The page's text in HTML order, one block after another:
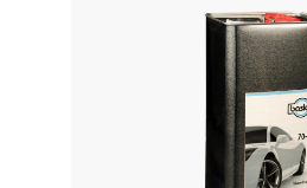
60-30 langsam Verarbeitung: Compliant
Fließbecherpistole HVLP-Fließbecherpistole
Spritzdruck in bar: 2 2 Düseninnendruck in bar:
2 (einen auf die
gesamte zu lackierende Fläche)
Deck/Basislack bei 20°C: 10 Min. bei Uni 15 - 20
Min. bei Decklack matt bei